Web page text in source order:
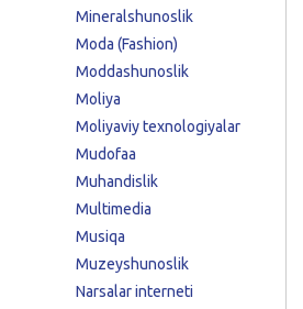
Mineralshunoslik
Moda (Fashion)
Moddashunoslik
Moliya
Moliyaviy texnologiyalar
Mudofaa
Muhandislik
Multimedia
Musiqa
Muzeyshunoslik
Narsalar interneti